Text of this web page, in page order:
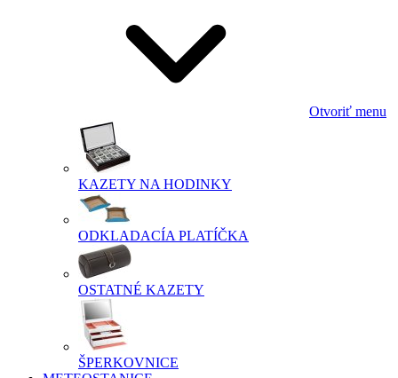
Otvoriť menu
KAZETY NA HODINKY
ODKLADACÍA PLATÍČKA
OSTATNÉ KAZETY
ŠPERKOVNICE